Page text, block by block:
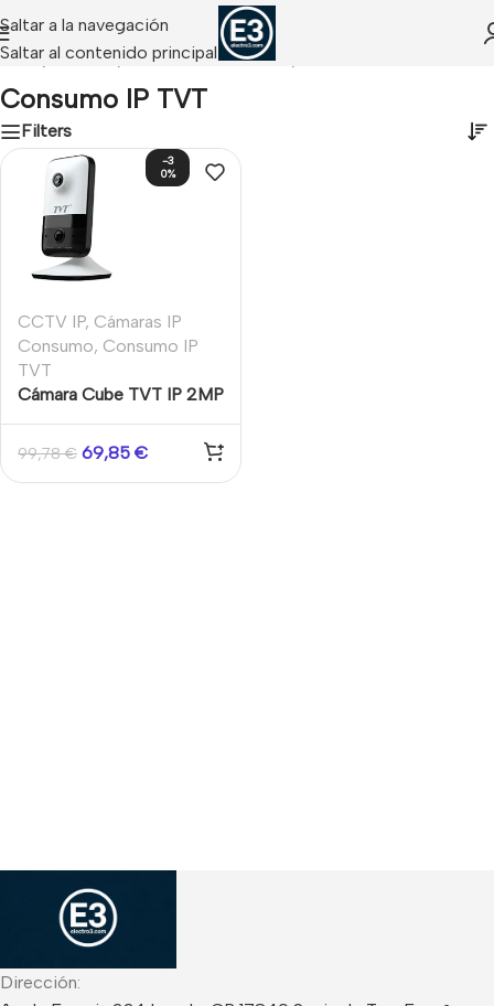
Saltar a la navegación
Saltar al contenido principal
Inicio/ CCTV IP/Cámaras IP Consumo
Consumo IP TVT
Filters
-3
0%
CCTV IP, Cámaras IP
Consumo, Consumo IP
TVT
Cámara Cube TVT IP 2MP
Wi-Fi Fija 2.8mm IR 10m
PoE
99,78€ 69,85 €
Dirección: